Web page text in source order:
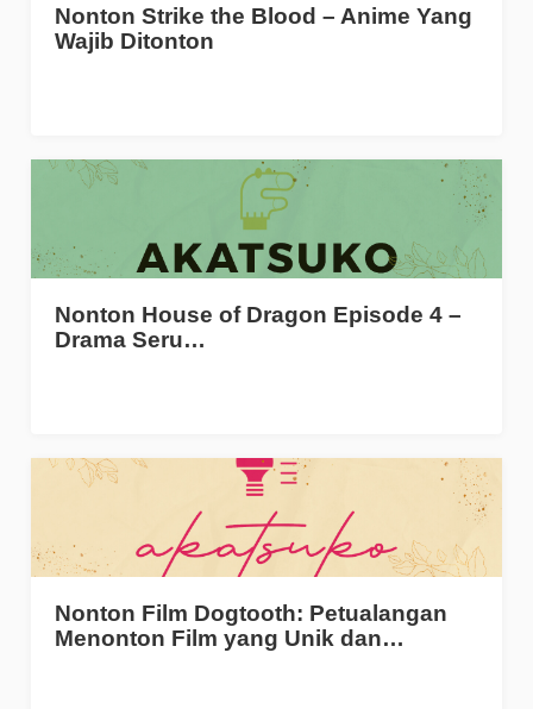
Nonton Strike the Blood – Anime Yang
Wajib Ditonton
Nonton House of Dragon Episode 4 –
Drama Seru…
Nonton Film Dogtooth: Petualangan
Menonton Film yang Unik dan…